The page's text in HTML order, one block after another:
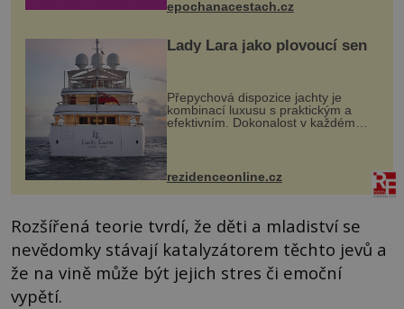
epochanacestach.cz
Lady Lara jako plovoucí sen
Přepychová dispozice jachty je
kombinací luxusu s praktickým a
efektivním. Dokonalost v každém
detailu představuje značka Fendi
Casa, kterou byly vybaveny její
paluby. Monacký přístav nabízí
každoročn...
rezidenceonline.cz
Rozšířená teorie tvrdí, že děti a mladiství se
nevědomky stávají katalyzátorem těchto jevů a
že na vině může být jejich stres či emoční
vypětí.